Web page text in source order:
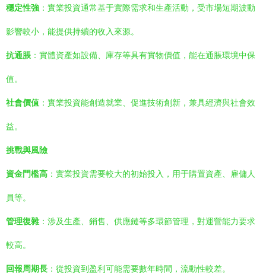
穩定性強 ：實業投資通常基于實際需求和生產活動，受市場短期波動
影響較小，能提供持續的收入來源。
抗通脹 ：實體資產如設備、庫存等具有實物價值，能在通脹環境中保
值。
社會價值 ：實業投資能創造就業、促進技術創新，兼具經濟與社會效
益。
挑戰與風險
資金門檻高 ：實業投資需要較大的初始投入，用于購置資產、雇傭人
員等。
管理復雜：涉及生產、銷售、供應鏈等多環節管理，對運營能力要求
較高。
回報周期長 ：從投資到盈利可能需要數年時間，流動性較差。